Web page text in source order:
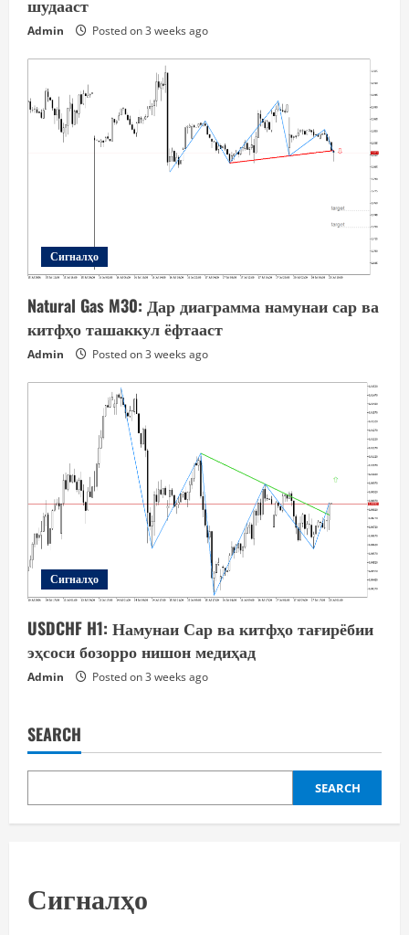
шудааст
Admin Posted on 3 weeks ago
Сигналҳо
Natural Gas M30: Дар диаграмма намунаи сар ва
китфҳо ташаккул ёфтааст
Admin Posted on 3 weeks ago
Сигналҳо
USDCHF H1: Намунаи Сар ва китфҳо тағирёбии
эҳсоси бозорро нишон медиҳад
Admin Posted on 3 weeks ago
SEARCH
SEARCH
Сигналҳо